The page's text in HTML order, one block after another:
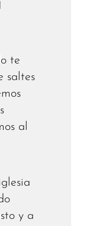
te
saltes
al
y a